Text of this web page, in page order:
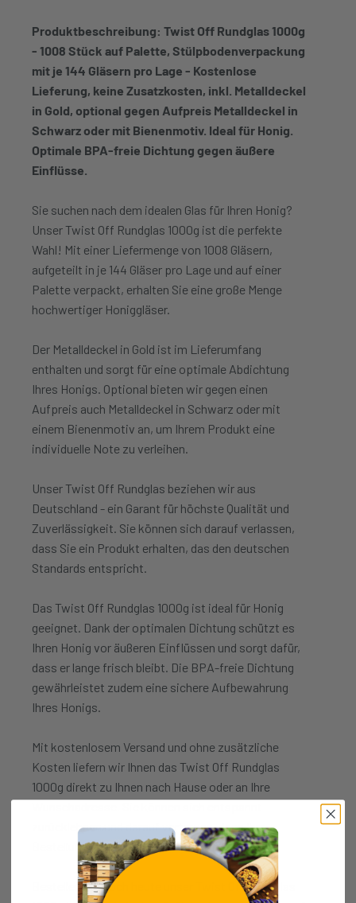
Produktbeschreibung: Twist Off Rundglas 1000g
- 1008 Stück auf Palette, Stülpbodenverpackung
mit je 144 Gläsern pro Lage - Kostenlose
Lieferung, keine Zusatzkosten, inkl. Metalldeckel
in Gold, optional gegen Aufpreis Metalldeckel in
Schwarz oder mit Bienenmotiv. Ideal für Honig.
Optimale BPA-freie Dichtung gegen äußere
Einflüsse.
Sie suchen nach dem idealen Glas für Ihren Honig?
Unser Twist Off Rundglas 1000g ist die perfekte
Wahl! Mit einer Liefermenge von 1008 Gläsern,
aufgeteilt in je 144 Gläser pro Lage und auf einer
Palette verpackt, erhalten Sie eine große Menge
hochwertiger Honiggläser.
Der Metalldeckel in Gold ist im Lieferumfang
enthalten und sorgt für eine optimale Abdichtung
Ihres Honigs. Optional bieten wir gegen einen
Aufpreis auch Metalldeckel in Schwarz oder mit
einem Bienenmotiv an, um Ihrem Produkt eine
individuelle Note zu verleihen.
Unser Twist Off Rundglas beziehen wir aus
Deutschland - ein Garant für höchste Qualität und
Zuverlässigkeit. Sie können sich darauf verlassen,
dass Sie ein Produkt erhalten, das den deutschen
Standards entspricht.
Das Twist Off Rundglas 1000g ist ideal für Honig
geeignet. Dank der optimalen Dichtung schützt es
Ihren Honig vor äußeren Einflüssen und sorgt dafür,
dass er lange frisch bleibt. Die BPA-freie Dichtung
gewährleistet zudem eine sichere Aufbewahrung
Ihres Honigs.
Mit kostenlosem Versand und ohne zusätzliche
Kosten liefern wir Ihnen das Twist Off Rundglas
1000g direkt zu Ihnen nach Hause oder an Ihre
zurücklehnen und darauf vertrauen, dass Ihre
Bestellung kostenlos geliefert wird.
Bestellen Sie noch heute unser Twist Off Rundglas